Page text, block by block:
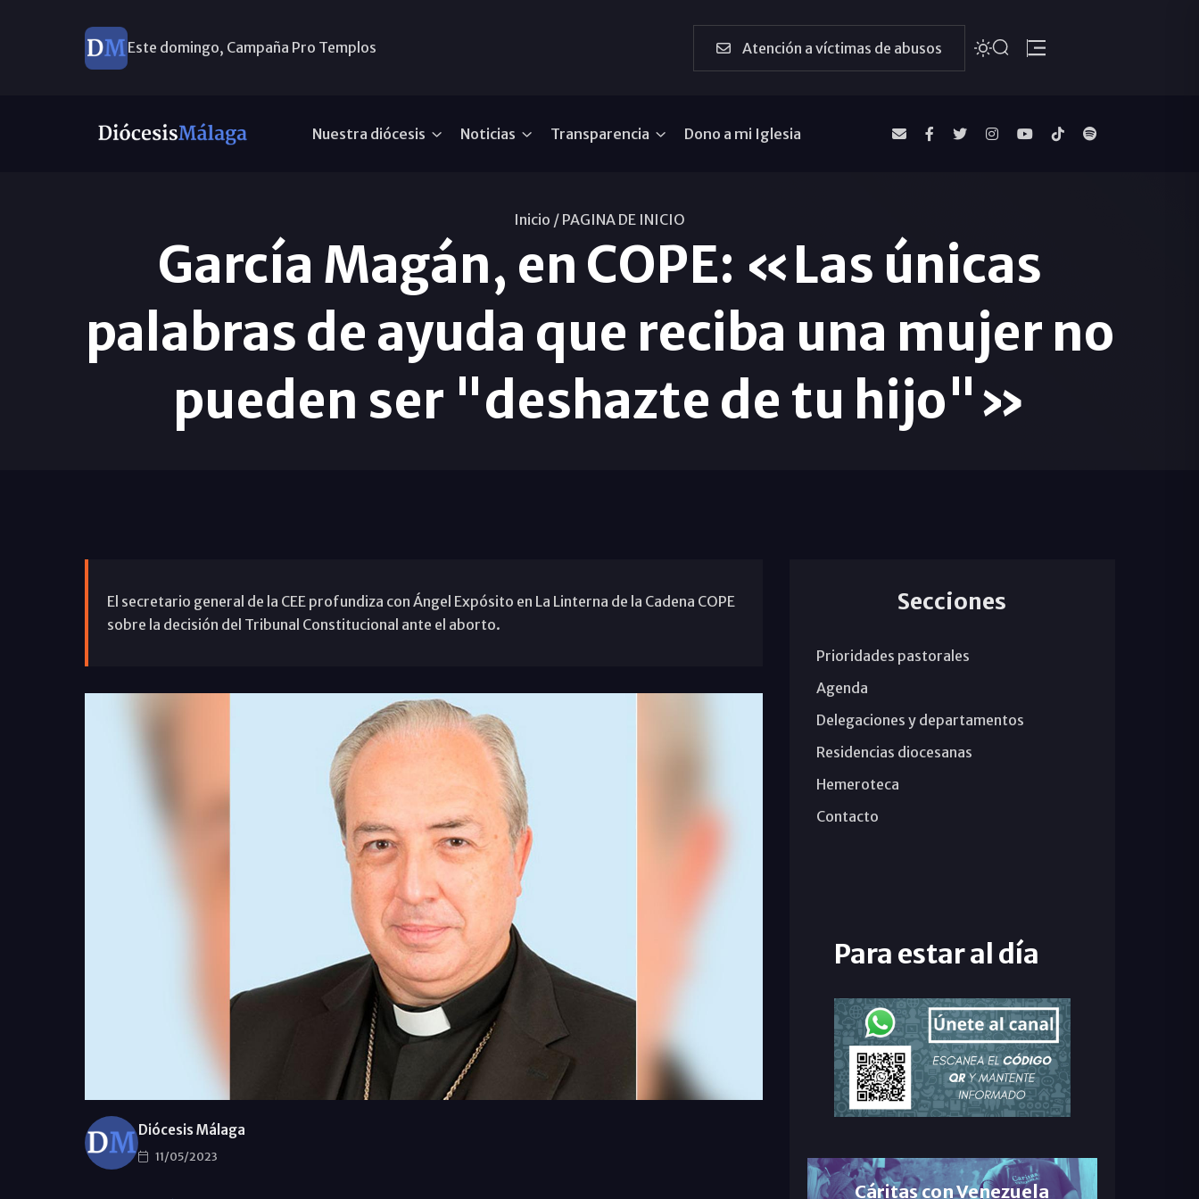
Este domingo, Campaña Pro Templos Atención a víctimas de abusos
Nuestra diócesis Noticias Transparencia Dono a mi Iglesia
Inicio / PAGINA DE INICIO
García Magán, en COPE: «Las únicas
palabras de ayuda que reciba una mujer no
pueden ser "deshazte de tu hijo"»
El secretario general de la CEE profundiza con Ángel Expósito en La Linterna de la Cadena COPE
sobre la decisión del Tribunal Constitucional ante el aborto.
Diócesis Málaga
11/05/2023
Secciones
Prioridades pastorales
Agenda
Delegaciones y departamentos
Residencias diocesanas
Hemeroteca
Contacto
Para estar al día
Cáritas con Venezuela